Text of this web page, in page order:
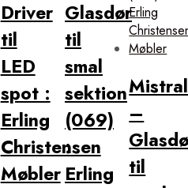
Driver
til
LED
spot :
Erling
Christensen
Møbler
Glasdør
til
smal
sektion
(069)
:
Erling
Mistral
–
til